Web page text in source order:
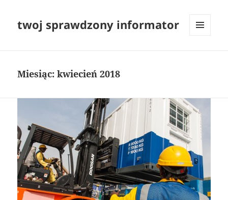
twoj sprawdzony informator
Miesiąc:kwiecień 2018